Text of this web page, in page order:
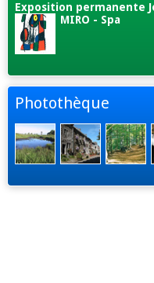
Exposition permanente
MIRO - Spa
Photothèque